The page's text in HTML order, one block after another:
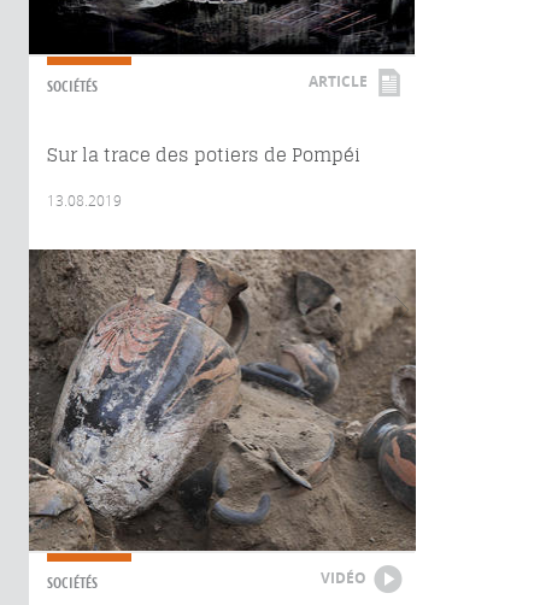
SOCIÉTÉS ARTICLE
Sur la trace des potiers de Pompéi
13.08.2019
SOCIÉTÉS VIDÉO